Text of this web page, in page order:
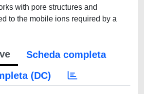
with pore structures and
to the mobile ions required by a
Scheda completa
(DC)